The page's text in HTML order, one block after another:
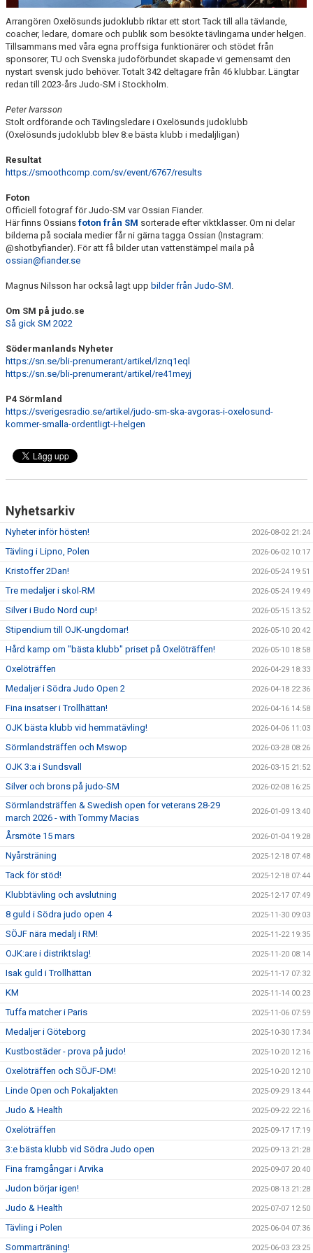
WEBSHOP
Arrangören Oxelösunds judoklubb riktar ett stort Tack till alla tävlande,
coacher, ledare, domare och publik som besökte tävlingarna under helgen.
Tillsammans med våra egna proffsiga funktionärer och stödet från
sponsorer, TU och Svenska judoförbundet skapade vi gemensamt den
nystart svensk judo behöver. Totalt 342 deltagare från 46 klubbar. Längtar
redan till 2023-års Judo-SM i Stockholm.
Peter Ivarsson
Stolt ordförande och Tävlingsledare i Oxelösunds judoklubb
(Oxelösunds judoklubb blev 8:e bästa klubb i medaljligan)
Resultat
https://smoothcomp.com/sv/event/6767/results
Foton
Officiell fotograf för Judo-SM var Ossian Fiander.
Här finns Ossians foton från SM sorterade efter viktklasser. Om ni delar
bilderna på sociala medier får ni gärna tagga Ossian (Instagram:
@shotbyfiander). För att få bilder utan vattenstämpel maila på
ossian@fiander.se
Magnus Nilsson har också lagt upp bilder från Judo-SM
Om SM på judo.se
Så gick SM 2022
Södermanlands Nyheter
https://sn.se/bli-prenumerant/artikel/lznq1eql
https://sn.se/bli-prenumerant/artikel/re41meyj
P4 Sörmland
https://sverigesradio.se/artikel/judo-sm-ska-avgoras-i-oxelosund-
kommer-smalla-ordentligt-i-helgen
Nyhetsarkiv
Nyheter inför hösten! 2026-08-02 21:24
Tävling i Lipno, Polen 2026-06-02 10:17
Kristoffer 2Dan! 2026-05-24 19:51
Tre medaljer i skol-RM 2026-05-24 19:49
Silver i Budo Nord cup! 2026-05-15 13:52
Stipendium till OJK-ungdomar! 2026-05-10 20:42
Hård kamp om "bästa klubb" priset på Oxelöträffen! 2026-05-10 18:58
Oxelöträffen 2026-04-29 18:33
Medaljer i Södra Judo Open 2 2026-04-18 22:36
Fina insatser i Trollhättan! 2026-04-16 14:58
OJK bästa klubb vid hemmatävling! 2026-04-06 11:03
Sörmlandsträffen och Mswop 2026-03-28 08:26
OJK 3:a i Sundsvall 2026-03-15 21:52
Silver och brons på judo-SM 2026-02-08 16:25
Sörmlandsträffen & Swedish open for veterans 28-29
march 2026 - with Tommy Macias
2026-01-09 13:40
Årsmöte 15 mars 2026-01-04 19:28
Nyårsträning 2025-12-18 07:48
Tack för stöd! 2025-12-18 07:44
Klubbtävling och avslutning 2025-12-17 07:49
8 guld i Södra judo open 4 2025-11-30 09:03
SÖJF nära medalj i RM! 2025-11-22 19:35
OJK:are i distriktslag! 2025-11-20 08:14
Isak guld i Trollhättan 2025-11-17 07:32
KM 2025-11-14 00:23
Tuffa matcher i Paris 2025-11-06 07:59
Medaljer i Göteborg 2025-10-30 17:34
Kustbostäder - prova på judo! 2025-10-20 12:16
Oxelöträffen och SÖJF-DM! 2025-10-20 12:10
Linde Open och Pokaljakten 2025-09-29 13:44
Judo & Health 2025-09-22 22:16
Oxelöträffen 2025-09-17 17:19
3:e bästa klubb vid Södra Judo open 2025-09-13 21:28
Fina framgångar i Arvika 2025-09-07 20:40
Judon börjar igen! 2025-08-13 21:28
Judo & Health 2025-07-07 12:50
Tävling i Polen 2025-06-04 07:36
Sommarträning! 2025-06-03 23:25